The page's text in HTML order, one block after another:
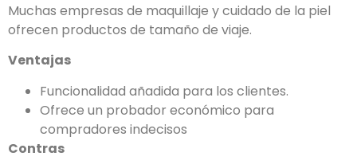
Muchas empresas de maquillaje y cuidado de la piel
ofrecen productos de tamaño de viaje.
Ventajas
Funcionalidad añadida para los clientes.
Ofrece un probador económico para
compradores indecisos
Contras